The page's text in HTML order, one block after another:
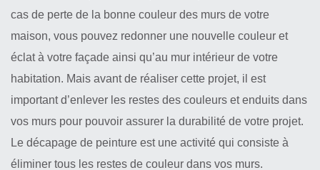
cas de perte de la bonne couleur des murs de votre
maison, vous pouvez redonner une nouvelle couleur et
éclat à votre façade ainsi qu’au mur intérieur de votre
habitation. Mais avant de réaliser cette projet, il est
important d’enlever les restes des couleurs et enduits dans
vos murs pour pouvoir assurer la durabilité de votre projet.
Le décapage de peinture est une activité qui consiste à
éliminer tous les restes de couleur dans vos murs.